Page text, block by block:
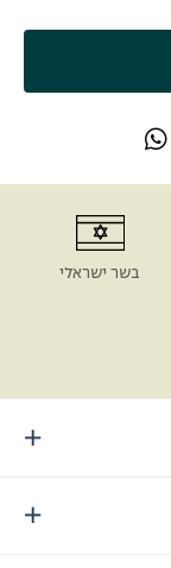
בשר ישראלי